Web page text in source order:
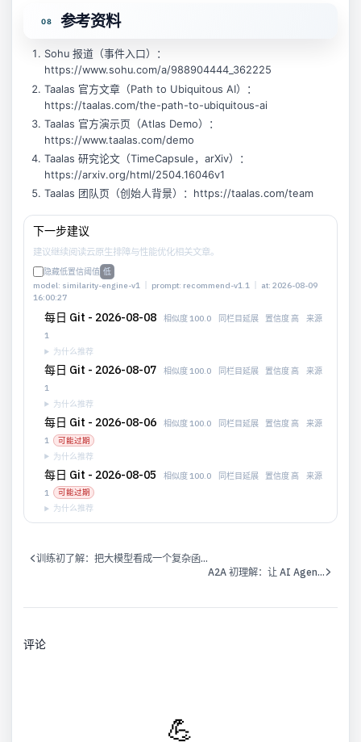
参考资料
Sohu 报道（事件入口）：
https://www.sohu.com/a/988904444_362225
Taalas 官方文章（Path to Ubiquitous AI）：
https://taalas.com/the-path-to-ubiquitous-ai
Taalas 官方演示页（Atlas Demo）：
https://www.taalas.com/demo
Taalas 研究论文（TimeCapsule，arXiv）：
https://arxiv.org/html/2504.16046v1
Taalas 团队页（创始人背景）：https://taalas.com/team
下一步建议
建议继续阅读云原生排障与性能优化相关文章。
隐藏低置信阈值
model: similarity-engine-v1 ｜ prompt: recommend-v1.1 ｜ at: 2026-08-09
16:00:27
每日 Git - 2026-08-08 相似度 100.0 同栏目延展 置信度 高
来源
1
为什么推荐
每日 Git - 2026-08-07 相似度 100.0 同栏目延展 置信度 高
来源
1
为什么推荐
每日 Git - 2026-08-06 相似度 100.0 同栏目延展 置信度 高
来源
1
可能过期
为什么推荐
每日 Git - 2026-08-05 相似度 100.0 同栏目延展 置信度 高
来源
1
可能过期
为什么推荐
训练初了解：把大模型看成一个复杂函...
A2A 初理解：让 AI Agen...
评论
💪